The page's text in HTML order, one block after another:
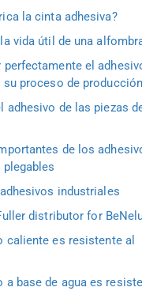
la cinta adhesiva?
vida útil de una
el
proceso de producción
adhesivo de las piezas
de los
plegables
industriales
distributor for
caliente es resistente al
a base de agua es